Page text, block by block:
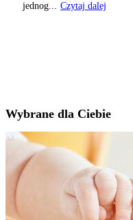
jednog... Czytaj dalej
Wybrane dla Ciebie